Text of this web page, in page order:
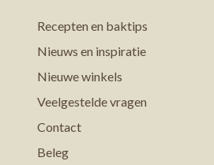
Recepten en baktips
Nieuws en inspiratie
Nieuwe winkels
Veelgestelde vragen
Contact
Beleg